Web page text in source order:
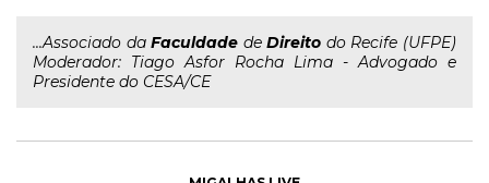
...Associado daFaculdade deDireito do Recife (UFPE)
Moderador: Tiago Asfor Rocha Lima - Advogado e
Presidente do CESA/CE